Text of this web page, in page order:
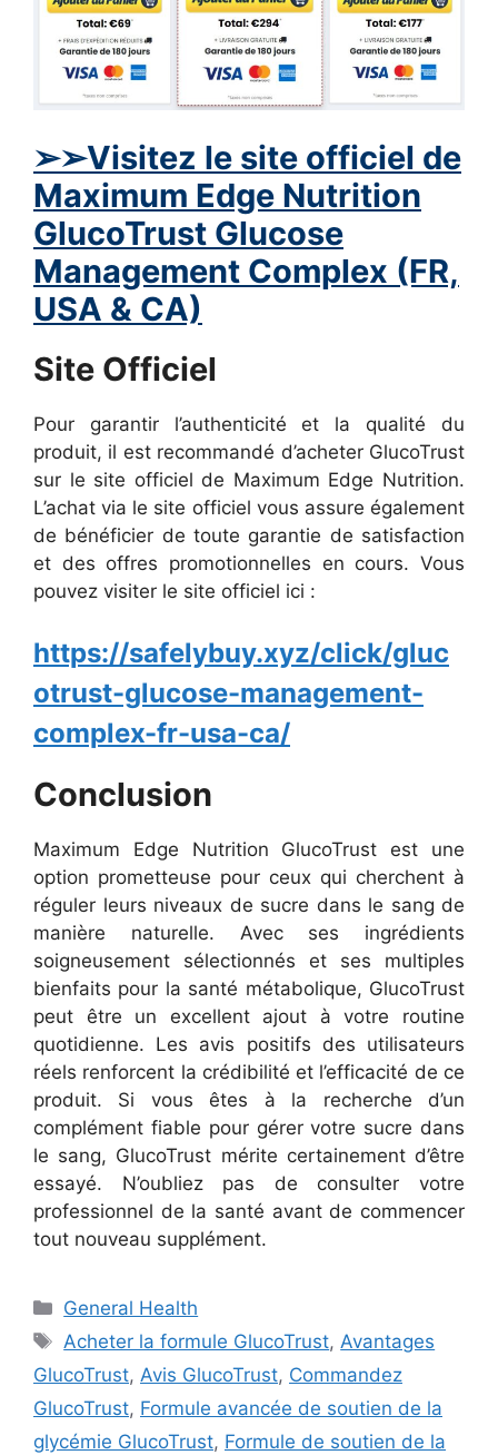
➢➢Visitez le site officiel de
Maximum Edge Nutrition
GlucoTrust Glucose
Management Complex (FR,
USA & CA)
Site Officiel
Pour garantir l’authenticité et la qualité du
produit, il est recommandé d’acheter GlucoTrust
sur le site officiel de Maximum Edge Nutrition.
L’achat via le site officiel vous assure également
de bénéficier de toute garantie de satisfaction
et des offres promotionnelles en cours. Vous
pouvez visiter le site officiel ici :
https://safelybuy.xyz/click/gluc
otrust-glucose-management-
complex-fr-usa-ca/
Conclusion
Maximum Edge Nutrition GlucoTrust est une
option prometteuse pour ceux qui cherchent à
réguler leurs niveaux de sucre dans le sang de
manière naturelle. Avec ses ingrédients
soigneusement sélectionnés et ses multiples
bienfaits pour la santé métabolique, GlucoTrust
peut être un excellent ajout à votre routine
quotidienne. Les avis positifs des utilisateurs
réels renforcent la crédibilité et l’efficacité de ce
produit. Si vous êtes à la recherche d’un
complément fiable pour gérer votre sucre dans
le sang, GlucoTrust mérite certainement d’être
essayé. N’oubliez pas de consulter votre
professionnel de la santé avant de commencer
tout nouveau supplément.
Categories
General Health
Tags
Acheter la formule GlucoTrust,Avantages
GlucoTrust, Avis GlucoTrust, Commandez
GlucoTrust, Formule avancée de soutien de la
glycémie GlucoTrust, Formule de soutien de la